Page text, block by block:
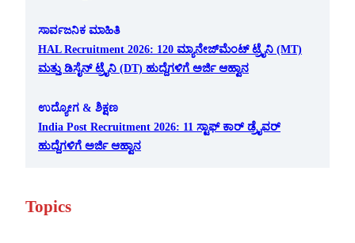
ಸಾರ್ವಜನಿಕ ಮಾಹಿತಿ
HAL Recruitment 2026: 120 ಮ್ಯಾನೇಜ್‌ಮೆಂಟ್ ಟ್ರೈನಿ (MT)
ಮತ್ತು ಡಿಸೈನ್ ಟ್ರೈನಿ (DT) ಹುದ್ದೆಗಳಿಗೆ ಅರ್ಜಿ ಆಹ್ವಾನ
ಉದ್ಯೋಗ & ಶಿಕ್ಷಣ
India Post Recruitment 2026: 11 ಸ್ಟಾಫ್ ಕಾರ್ ಡ್ರೈವರ್
ಹುದ್ದೆಗಳಿಗೆ ಅರ್ಜಿ ಆಹ್ವಾನ
Topics